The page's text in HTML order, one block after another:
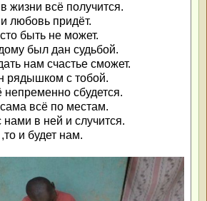
жизни всё получится.
любовь придёт.
быть не может.
был дан судьбой.
нам счастье сможет.
рядышком с тобой.
непременно сбудется.
всё по местам.
нами в ней и случится.
и будет нам.